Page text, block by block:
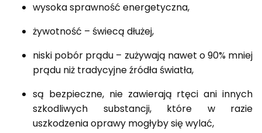
wysoka sprawność energetyczna,
żywotność – świecą dłużej,
niski pobór prądu – zużywają nawet o 90% mniej
prądu niż tradycyjne źródła światła,
są bezpieczne, nie zawierają rtęci ani innych
szkodliwych substancji, które w razie
uszkodzenia oprawy mogłyby się wylać,